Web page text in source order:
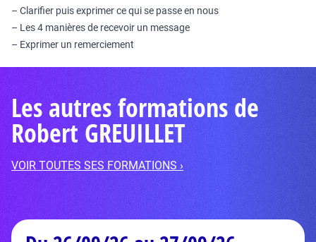
– Clarifier puis exprimer ce qui se passe en nous
– Les 4 manières de recevoir un message
– Exprimer un remerciement
Les autres formations de
Robert GREUILLET
VOIR TOUTES SES FORMATIONS ›